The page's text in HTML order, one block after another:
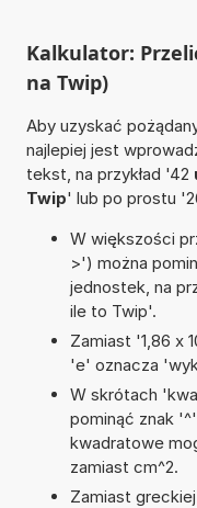
Kalkulator:
na Twip)
Aby uzyskać
najlepiej jest
tekst, na przykład '42
Twip' lub po prostu
W większości
>') można
jednostek, na
ile to Twip'.
Zamiast '1,86 x
'e' oznacza
W skrótach
pominąć znak
kwadratowe
zamiast cm^2.
Zamiast